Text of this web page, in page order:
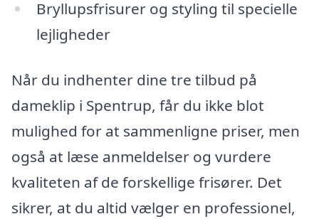
Bryllupsfrisurer og styling til specielle
lejligheder
Når du indhenter dine tre tilbud på
dameklip i Spentrup, får du ikke blot
mulighed for at sammenligne priser, men
også at læse anmeldelser og vurdere
kvaliteten af de forskellige frisører. Det
sikrer, at du altid vælger en professionel,